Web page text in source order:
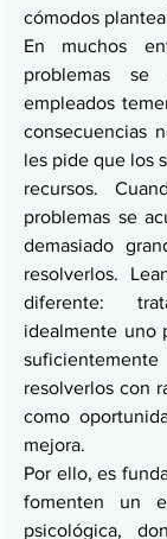
cómodos
En muchos
problemas
empleados
consecuencias
les pide que los
recursos.
problemas se
demasiado
resolverlos.
diferente:
idealmente uno
resolverlos con
como
mejora.
Por ello, es
fomenten un
psicológica,